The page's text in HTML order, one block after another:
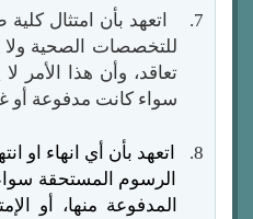
7.
اتعهد بأن امتثال
للتخصصات الصحية ولا
تعاقد، وأن هذا
سواء كانت مدفوعة أو
8.
اتعهد بأن أي انهاء او
الرسوم المستحقة
المدفوعة منها، أو